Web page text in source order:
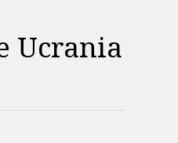
Ucrania